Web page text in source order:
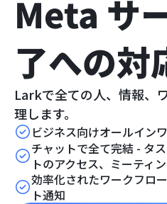
Meta サ
了への対
Larkで全ての人、情報、
理します。
ビジネス向けオールイン
チャットで全て完結 - タ
トのアクセス、ミーティ
効率化されたワークフロ
ト通知